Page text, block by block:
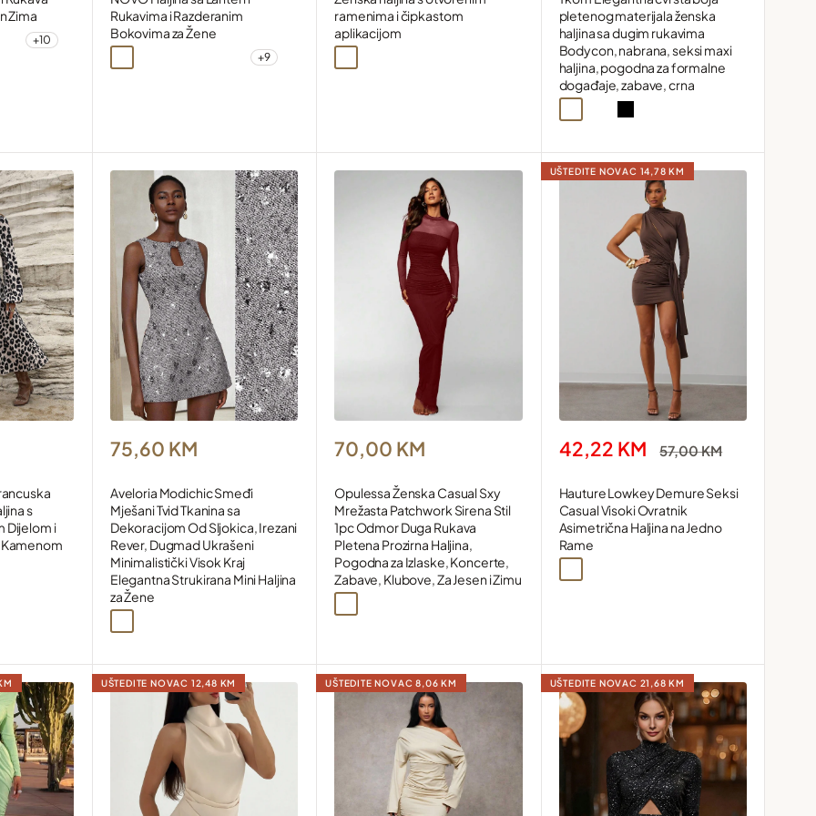
Zima
Crno bijela
+10
Rukavima i Razderanim
Bokovima za Žene
Narandžasta
+9
ramenima i čipkastom
aplikacijom
pletenog materijala ženska
haljina sa dugim rukavima
Bodycon, nabrana, seksi maxi
haljina, pogodna za formalne
događaje, zabave, crna
s
Dijelom i
Snižena
cijena
75,60 KM
Aveloria Modichic Smeđi
Mješani Tvid Tkanina sa
Dekoracijom Od Sljokica, Irezani
Rever, Dugmad Ukrašeni
Minimalistički Visok Kraj
Elegantna Strukirana Mini Haljina
za Žene
Snižena
cijena
70,00 KM
Opulessa Ženska Casual Sxy
Mrežasta Patchwork Sirena Stil
1pc Odmor Duga Rukava
Pletena Prozirna Haljina,
Pogodna za Izlaske, Koncerte,
Zabave, Klubove, Za Jesen i Zimu
UŠTEDITE NOVAC 14,78 KM
Snižena
cijena
42,22 KM Redovna
cijena
57,00 KM
Hauture Lowkey Demure Seksi
Casual Visoki Ovratnik
Asimetrična Haljina na Jedno
Rame
UŠTEDITE NOVAC 12,48 KM UŠTEDITE NOVAC8,06 KM UŠTEDITE NOVAC 21,68 KM